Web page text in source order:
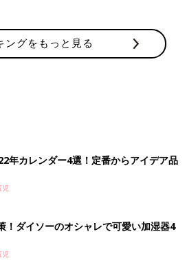
ングをもっと見る
年カレンダー4選！定番からアイデア品
児
！ダイソーのオシャレで可愛い加湿器4
児